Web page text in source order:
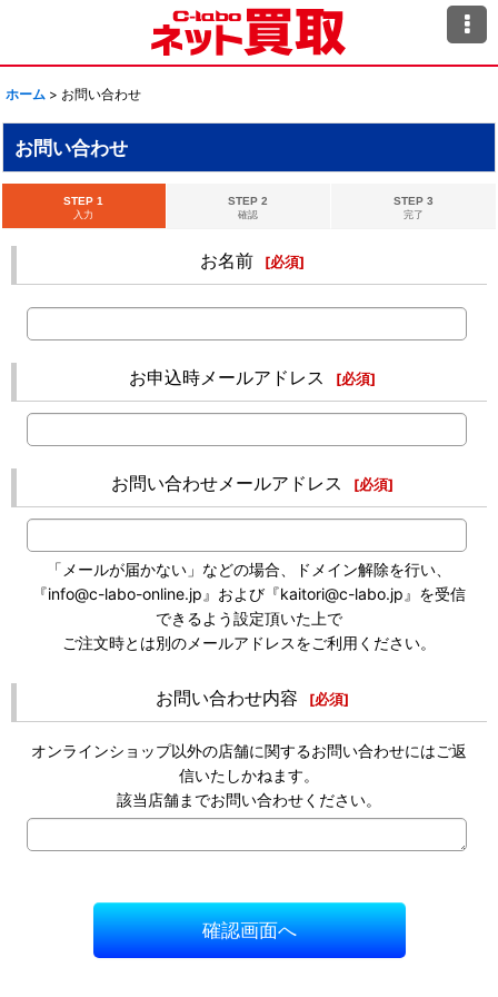
ホーム > お問い合わせ
お問い合わせ
STEP 1
入力
STEP 2
確認
STEP 3
完了
お名前 [必須]
お申込時メールアドレス [必須]
お問い合わせメールアドレス [必須]
「メールが届かない」などの場合、ドメイン解除を行い、
『info@c-labo-online.jp』および『kaitori@c-labo.jp』を受信
できるよう設定頂いた上で
ご注文時とは別のメールアドレスをご利用ください。
お問い合わせ内容 [必須]
オンラインショップ以外の店舗に関するお問い合わせにはご返
信いたしかねます。
該当店舗までお問い合わせください。
確認画面へ